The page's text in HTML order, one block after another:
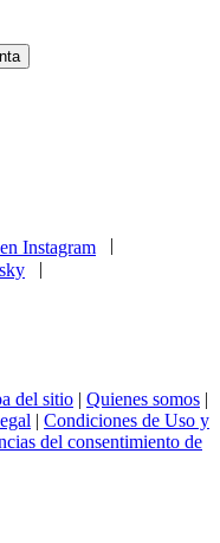
|
del sitio | Quienes somos |
| Condiciones de Uso y
del consentimiento de